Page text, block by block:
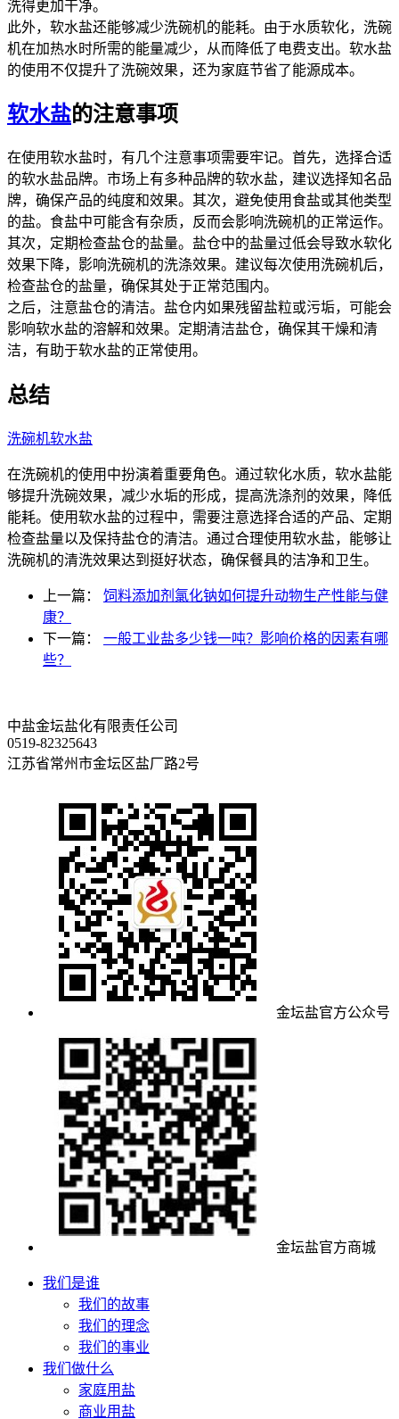
洗得更加干净。
此外，软水盐还能够减少洗碗机的能耗。由于水质软化，洗碗
机在加热水时所需的能量减少，从而降低了电费支出。软水盐
的使用不仅提升了洗碗效果，还为家庭节省了能源成本。
软水盐的注意事项
在使用软水盐时，有几个注意事项需要牢记。首先，选择合适
的软水盐品牌。市场上有多种品牌的软水盐，建议选择知名品
牌，确保产品的纯度和效果。其次，避免使用食盐或其他类型
的盐。食盐中可能含有杂质，反而会影响洗碗机的正常运作。
其次，定期检查盐仓的盐量。盐仓中的盐量过低会导致水软化
效果下降，影响洗碗机的洗涤效果。建议每次使用洗碗机后，
检查盐仓的盐量，确保其处于正常范围内。
之后，注意盐仓的清洁。盐仓内如果残留盐粒或污垢，可能会
影响软水盐的溶解和效果。定期清洁盐仓，确保其干燥和清
洁，有助于软水盐的正常使用。
总结
洗碗机软水盐
在洗碗机的使用中扮演着重要角色。通过软化水质，软水盐能
够提升洗碗效果，减少水垢的形成，提高洗涤剂的效果，降低
能耗。使用软水盐的过程中，需要注意选择合适的产品、定期
检查盐量以及保持盐仓的清洁。通过合理使用软水盐，能够让
洗碗机的清洗效果达到挺好状态，确保餐具的洁净和卫生。
上一篇： 饲料添加剂氯化钠如何提升动物生产性能与健
康？
下一篇： 一般工业盐多少钱一吨？影响价格的因素有哪
些？
中盐金坛盐化有限责任公司
0519-82325643
江苏省常州市金坛区盐厂路2号
金坛盐官方公众号
金坛盐官方商城
我们是谁
我们的故事
我们的理念
我们的事业
我们做什么
家庭用盐
商业用盐